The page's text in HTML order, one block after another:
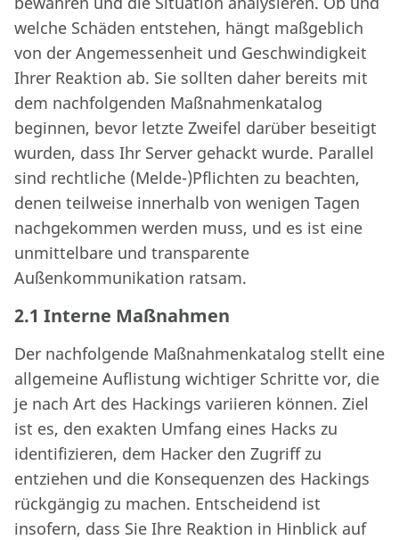
welche Schäden entstehen, hängt maßgeblich
von der Angemessenheit und Geschwindigkeit
Ihrer Reaktion ab. Sie sollten daher bereits mit
dem nachfolgenden Maßnahmenkatalog
beginnen, bevor letzte Zweifel darüber beseitigt
wurden, dass Ihr Server gehackt wurde. Parallel
sind rechtliche (Melde-)Pflichten zu beachten,
denen teilweise innerhalb von wenigen Tagen
nachgekommen werden muss, und es ist eine
unmittelbare und transparente
Außenkommunikation ratsam.
2.1 Interne Maßnahmen
Der nachfolgende Maßnahmenkatalog stellt eine
allgemeine Auflistung wichtiger Schritte vor, die
je nach Art des Hackings variieren können. Ziel
ist es, den exakten Umfang eines Hacks zu
identifizieren, dem Hacker den Zugriff zu
entziehen und die Konsequenzen des Hackings
rückgängig zu machen. Entscheidend ist
insofern, dass Sie Ihre Reaktion in Hinblick auf